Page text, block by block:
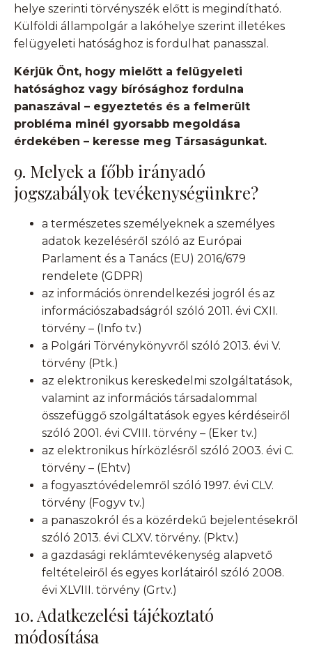
helye szerinti törvényszék előtt is megindítható.
Külföldi állampolgár a lakóhelye szerint illetékes
felügyeleti hatósághoz is fordulhat panasszal.
Kérjük Önt, hogy mielőtt a felügyeleti
hatósághoz vagy bírósághoz fordulna
panaszával – egyeztetés és a felmerült
probléma minél gyorsabb megoldása
érdekében – keresse meg Társaságunkat.
9. Melyek a főbb irányadó
jogszabályok tevékenységünkre?
a természetes személyeknek a személyes
adatok kezeléséről szóló az Európai
Parlament és a Tanács (EU) 2016/679
rendelete (GDPR)
az információs önrendelkezési jogról és az
információszabadságról szóló 2011. évi CXII.
törvény – (Info tv.)
a Polgári Törvénykönyvről szóló 2013. évi V.
törvény (Ptk.)
az elektronikus kereskedelmi szolgáltatások,
valamint az információs társadalommal
összefüggő szolgáltatások egyes kérdéseiről
szóló 2001. évi CVIII. törvény – (Eker tv.)
az elektronikus hírközlésről szóló 2003. évi C.
törvény – (Ehtv)
a fogyasztóvédelemről szóló 1997. évi CLV.
törvény (Fogyv tv.)
a panaszokról és a közérdekű bejelentésekről
szóló 2013. évi CLXV. törvény. (Pktv.)
a gazdasági reklámtevékenység alapvető
feltételeiről és egyes korlátairól szóló 2008.
évi XLVIII. törvény (Grtv.)
10. Adatkezelési tájékoztató
módosítása